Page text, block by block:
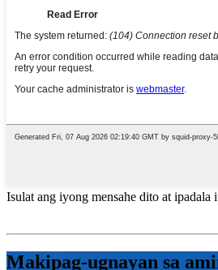
Isulat ang iyong mensahe dito at ipadala
Makipag-ugnayan sa